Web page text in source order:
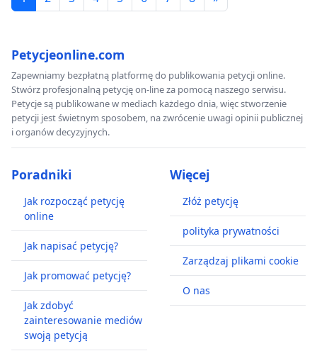
Petycjeonline.com
Zapewniamy bezpłatną platformę do publikowania petycji online.
Stwórz profesjonalną petycję on-line za pomocą naszego serwisu.
Petycje są publikowane w mediach każdego dnia, więc stworzenie
petycji jest świetnym sposobem, na zwrócenie uwagi opinii publicznej
i organów decyzyjnych.
Poradniki
Jak rozpocząć petycję
online
Jak napisać petycję?
Jak promować petycję?
Jak zdobyć
zainteresowanie mediów
swoją petycją
Więcej
Złóż petycję
polityka prywatności
Zarządzaj plikami cookie
O nas